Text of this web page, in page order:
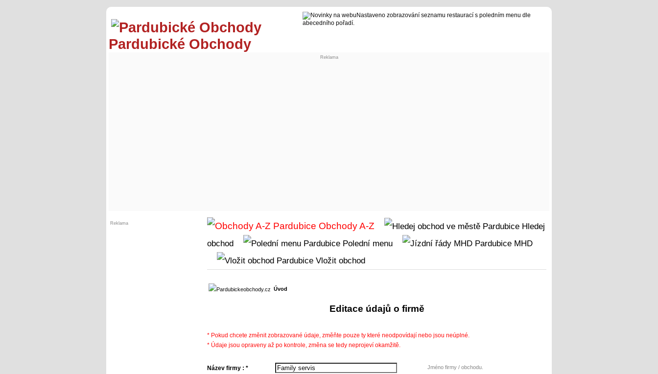
Pardubické Obchody
Nastaveno zobrazování seznamu restaurací s poledním menu dle
abecedního pořadí.
Reklama
Reklama Obchody A-Z
Hledej
obchod
Polední menu
MHD
Vložit obchod
Úvod
Editace údajů o firmě
* Pokud chcete změnit zobrazované údaje, změňte pouze ty které neodpovídají nebo jsou neúplné.
* Údaje jsou opraveny až po kontrole, změna se tedy neprojeví okamžitě.
Název firmy : * Jméno firmy / obchodu.